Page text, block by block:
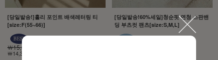
[당일발송!]홀리 포인트 배색레터링 티
[size:F(55~66)]
￦15,000
￦14,300 5%
[당일발송!60%세일]청순핏 연청 스판밴
딩 부츠컷 팬츠[size:S,M,L]